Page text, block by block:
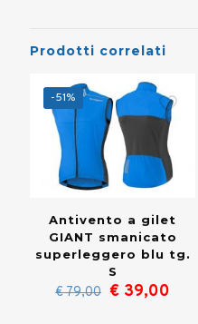
Prodotti correlati
-51%
Antivento a gilet
GIANT smanicato
superleggero blu tg.
S
€79,00 Il
€ 39,00